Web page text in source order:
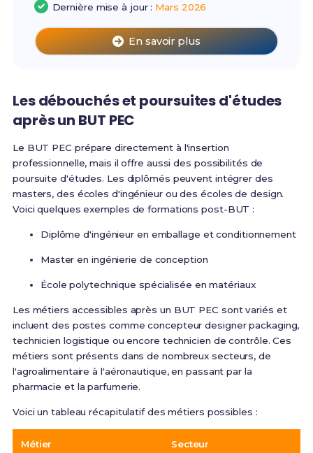
Dernière mise à jour : Mars 2026
En savoir plus
Les débouchés et poursuites d'études
après un BUT PEC
Le BUT PEC prépare directement à l'insertion
professionnelle, mais il offre aussi des possibilités de
poursuite d'études. Les diplômés peuvent intégrer des
masters, des écoles d'ingénieur ou des écoles de design.
Voici quelques exemples de formations post-BUT :
Diplôme d'ingénieur en emballage et conditionnement
Master en ingénierie de conception
École polytechnique spécialisée en matériaux
Les métiers accessibles après un BUT PEC sont variés et
incluent des postes comme concepteur designer packaging,
technicien logistique ou encore technicien de contrôle. Ces
métiers sont présents dans de nombreux secteurs, de
l'agroalimentaire à l'aéronautique, en passant par la
pharmacie et la parfumerie.
Voici un tableau récapitulatif des métiers possibles :
Métier Secteur